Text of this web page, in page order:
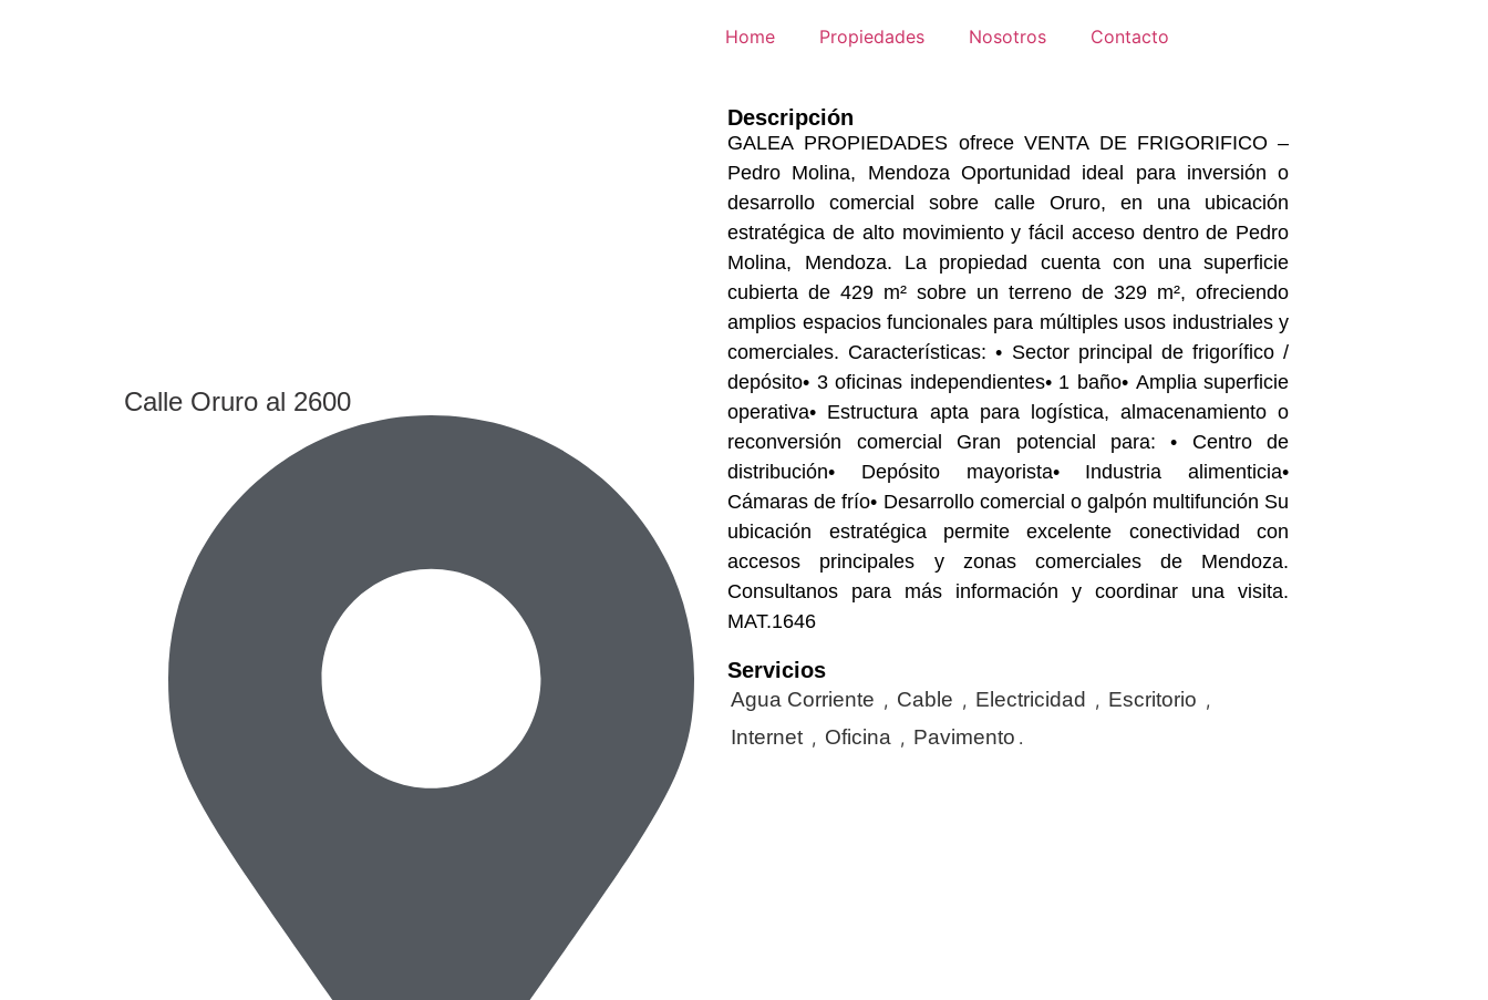
Home Propiedades Nosotros Contacto
Calle Oruro al 2600
Descripción
GALEA PROPIEDADES ofrece VENTA DE FRIGORIFICO –
Pedro Molina, Mendoza Oportunidad ideal para inversión o
desarrollo comercial sobre calle Oruro, en una ubicación
estratégica de alto movimiento y fácil acceso dentro de Pedro
Molina, Mendoza. La propiedad cuenta con una superficie
cubierta de 429 m² sobre un terreno de 329 m², ofreciendo
amplios espacios funcionales para múltiples usos industriales y
comerciales. Características: • Sector principal de frigorífico /
depósito• 3 oficinas independientes• 1 baño• Amplia superficie
operativa• Estructura apta para logística, almacenamiento o
reconversión comercial Gran potencial para: • Centro de
distribución• Depósito mayorista• Industria alimenticia•
Cámaras de frío• Desarrollo comercial o galpón multifunción Su
ubicación estratégica permite excelente conectividad con
accesos principales y zonas comerciales de Mendoza.
Consultanos para más información y coordinar una visita.
MAT.1646
Servicios
Agua Corriente , Cable , Electricidad , Escritorio ,
Internet , Oficina , Pavimento .